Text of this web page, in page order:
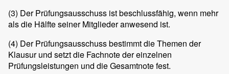
(3) Der Prüfungsausschuss ist beschlussfähig, wenn mehr
als die Hälfte seiner Mitglieder anwesend ist.
(4) Der Prüfungsausschuss bestimmt die Themen der
Klausur und setzt die Fachnote der einzelnen
Prüfungsleistungen und die Gesamtnote fest.